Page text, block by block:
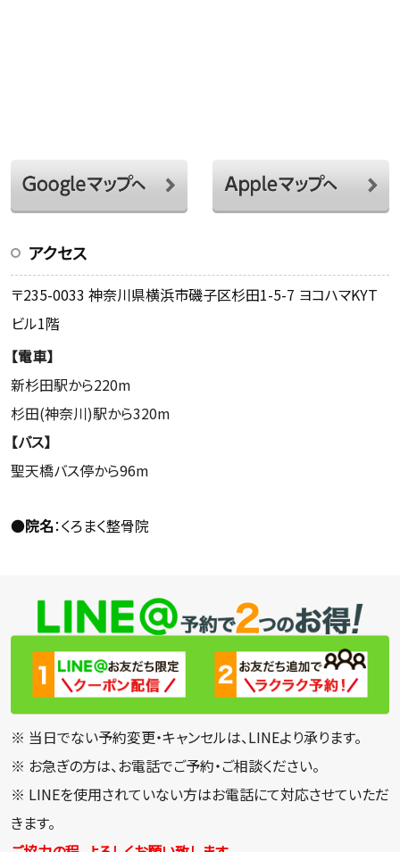
アクセス
〒235-0033 神奈川県横浜市磯子区杉田1-5-7 ヨコハマKYT
ビル1階
【電車】
新杉田駅から220m
杉田(神奈川)駅から320m
【バス】
聖天橋バス停から96m
●院名：くろまく整骨院
※ 当日でない予約変更・キャンセルは、LINEより承ります。
※ お急ぎの方は、お電話でご予約・ご相談ください。
※ LINEを使用されていない方はお電話にて対応させていただ
きます。